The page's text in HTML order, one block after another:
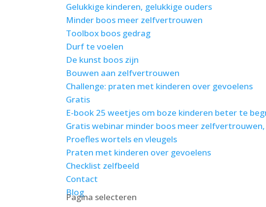
Gelukkige kinderen, gelukkige ouders
Minder boos meer zelfvertrouwen
Toolbox boos gedrag
Durf te voelen
De kunst boos zijn
Bouwen aan zelfvertrouwen
Challenge: praten met kinderen over gevoelens
Gratis
E-book 25 weetjes om boze kinderen beter te
Gratis webinar minder boos meer
Proefles wortels en vleugels
Praten met kinderen over gevoelens
Checklist zelfbeeld
Contact
Blog
Pagina selecteren